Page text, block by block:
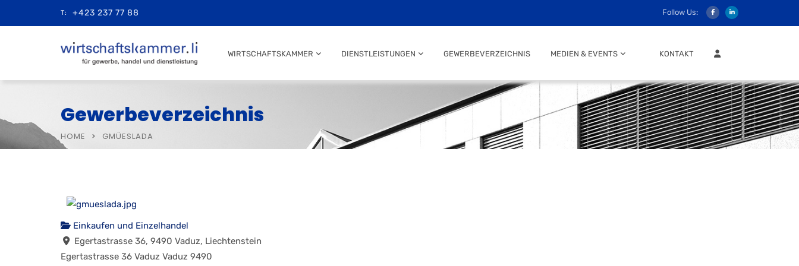
T: +423 237 77 88 Follow Us:
WIRTSCHAFTSKAMMER DIENSTLEISTUNGEN GEWERBEVERZEICHNIS MEDIEN & EVENTS KONTAKT MITGLIEDER LOGIN
Gewerbeverzeichnis
HOME GMÜESLADA
Einkaufen und Einzelhandel
Egertastrasse 36, 9490 Vaduz, Liechtenstein
Egertastrasse 36 Vaduz Vaduz 9490